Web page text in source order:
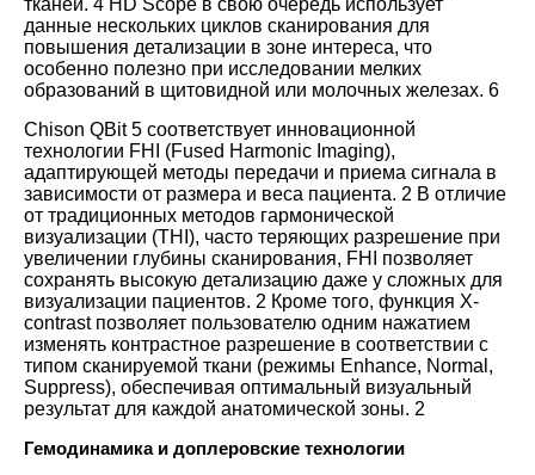
тканей. 4 HD Scope в свою очередь использует
данные нескольких циклов сканирования для
повышения детализации в зоне интереса, что
особенно полезно при исследовании мелких
образований в щитовидной или молочных железах. 6
Chison QBit 5 соответствует инновационной
технологии FHI (Fused Harmonic Imaging),
адаптирующей методы передачи и приема сигнала в
зависимости от размера и веса пациента. 2 В отличие
от традиционных методов гармонической
визуализации (THI), часто теряющих разрешение при
увеличении глубины сканирования, FHI позволяет
сохранять высокую детализацию даже у сложных для
визуализации пациентов. 2 Кроме того, функция X-
contrast позволяет пользователю одним нажатием
изменять контрастное разрешение в соответствии с
типом сканируемой ткани (режимы Enhance, Normal,
Suppress), обеспечивая оптимальный визуальный
результат для каждой анатомической зоны. 2
Гемодинамика и доплеровские технологии